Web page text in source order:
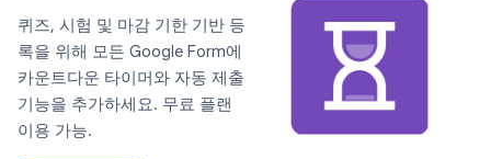
퀴즈, 시험 및 마감 기한 기반 등
록을 위해 모든 Google Form에
카운트다운 타이머와 자동 제출
기능을 추가하세요. 무료 플랜
이용 가능.